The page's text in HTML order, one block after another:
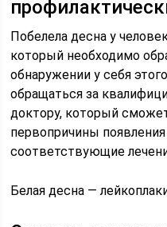
Побелела десна у
который необходимо
обнаружении у себя
обращаться за
доктору, который
первопричины
соответствующие
Белая десна —